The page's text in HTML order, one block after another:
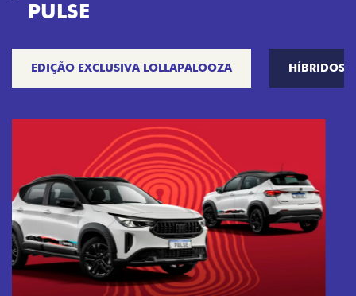
PULSE
EDIÇÃO EXCLUSIVA LOLLAPALOOZA HÍBRIDOS